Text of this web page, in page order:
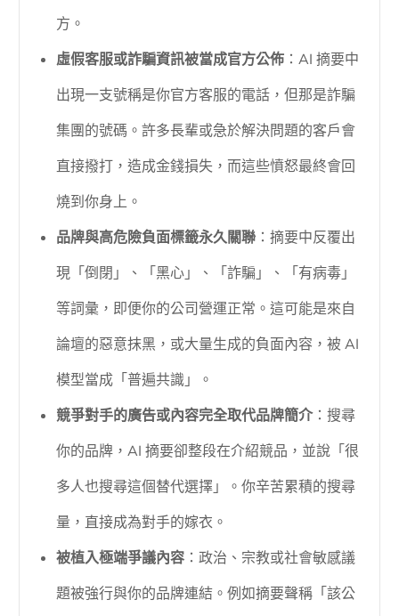
方。
虛假客服或詐騙資訊被當成官方公佈 ：AI 摘要中
出現一支號稱是你官方客服的電話，但那是詐騙
集團的號碼。許多長輩或急於解決問題的客戶會
直接撥打，造成金錢損失，而這些憤怒最終會回
燒到你身上。
品牌與高危險負面標籤永久關聯 ：摘要中反覆出
現「倒閉」、「黑心」、「詐騙」、「有病毒」
等詞彙，即便你的公司營運正常。這可能是來自
論壇的惡意抹黑，或大量生成的負面內容，被 AI
模型當成「普遍共識」。
競爭對手的廣告或內容完全取代品牌簡介：搜尋
你的品牌，AI 摘要卻整段在介紹競品，並說「很
多人也搜尋這個替代選擇」。你辛苦累積的搜尋
量，直接成為對手的嫁衣。
被植入極端爭議內容 ：政治、宗教或社會敏感議
題被強行與你的品牌連結。例如摘要聲稱「該公